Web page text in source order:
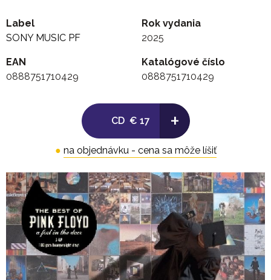
11. High Hopes
12. Learning To Fly
14. Shine On You Crazy Diamond (Pts. 1-5)
15. Brain Damage
Label
SONY MUSIC PF
Rok vydania
2025
EAN
0888751710429
Katalógové číslo
0888751710429
CD € 17 +
● na objednávku - cena sa môže líšiť